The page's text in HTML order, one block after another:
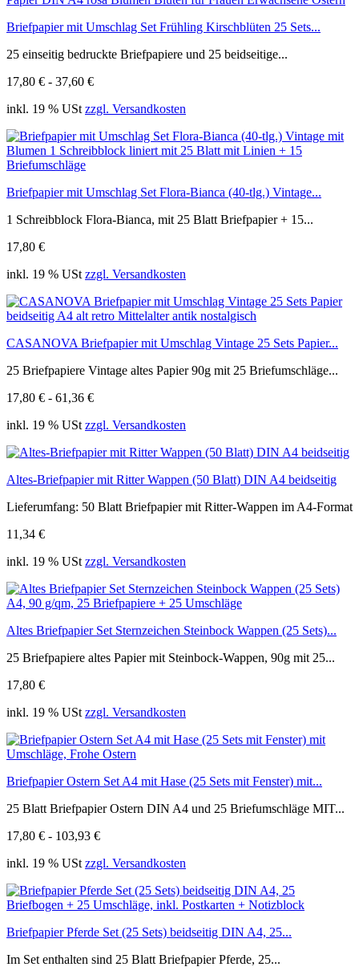
Briefpapier mit Umschlag Set Frühling Kirschblüten 25 Sets...
25 einseitig bedruckte Briefpapiere und 25 beidseitige...
17,80 € - 37,60 €
inkl. 19 % USt zzgl. Versandkosten
Briefpapier mit Umschlag Set Flora-Bianca (40-tlg.) Vintage...
1 Schreibblock Flora-Bianca, mit 25 Blatt Briefpapier + 15...
17,80 €
inkl. 19 % USt zzgl. Versandkosten
CASANOVA Briefpapier mit Umschlag Vintage 25 Sets Papier...
25 Briefpapiere Vintage altes Papier 90g mit 25 Briefumschläge...
17,80 € - 61,36 €
inkl. 19 % USt zzgl. Versandkosten
Altes-Briefpapier mit Ritter Wappen (50 Blatt) DIN A4 beidseitig
Lieferumfang: 50 Blatt Briefpapier mit Ritter-Wappen im A4-Format
11,34 €
inkl. 19 % USt zzgl. Versandkosten
Altes Briefpapier Set Sternzeichen Steinbock Wappen (25 Sets)...
25 Briefpapiere altes Papier mit Steinbock-Wappen, 90g mit 25...
17,80 €
inkl. 19 % USt zzgl. Versandkosten
Briefpapier Ostern Set A4 mit Hase (25 Sets mit Fenster) mit...
25 Blatt Briefpapier Ostern DIN A4 und 25 Briefumschläge MIT...
17,80 € - 103,93 €
inkl. 19 % USt zzgl. Versandkosten
Briefpapier Pferde Set (25 Sets) beidseitig DIN A4, 25...
Im Set enthalten sind 25 Blatt Briefpapier Pferde, 25...